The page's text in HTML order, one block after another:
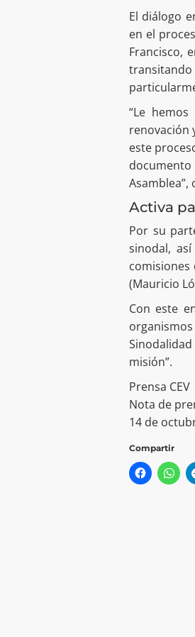
El diálogo
en el
Francisco,
“Le
renovación
este
Activa
Por su
sinodal,
comisiones
(Mauricio
Con este
misión”.
Prensa CEV
Nota de
14 de
Compartir